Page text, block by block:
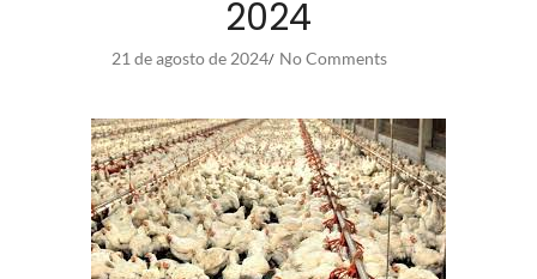
2024
21 de agosto de 2024/ No Comments